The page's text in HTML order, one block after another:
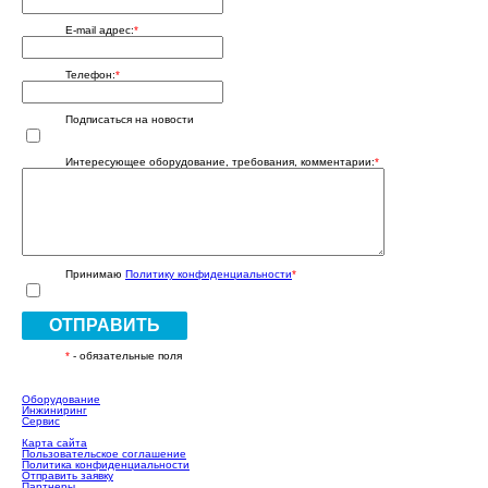
E-mail адрес:*
Телефон:*
Подписаться на новости
Интересующее оборудование, требования, комментарии:*
Принимаю Политику конфиденциальности*
ОТПРАВИТЬ
* - обязательные поля
Оборудование
Инжиниринг
Сервис
Карта сайта
Пользовательское соглашение
Политика конфиденциальности
Отправить заявку